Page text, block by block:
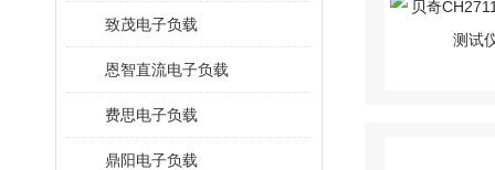
致茂电子负载
恩智直流电子负载
费思电子负载
鼎阳电子负载